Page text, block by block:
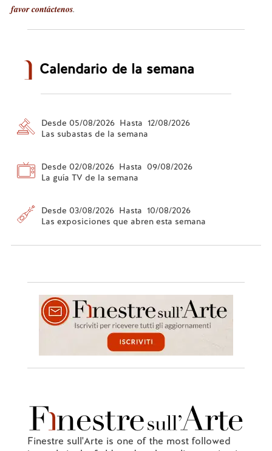
favor contáctenos.
Calendario de la semana
Desde 05/08/2026 Hasta 12/08/2026
Las subastas de la semana
Desde 02/08/2026 Hasta 09/08/2026
La guía TV de la semana
Desde 03/08/2026 Hasta 10/08/2026
Las exposiciones que abren esta semana
Finestre sull'Arte is one of the most followed